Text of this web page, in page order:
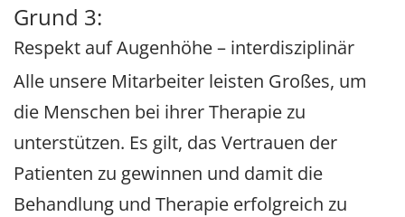
Grund 3:
Respekt auf Augenhöhe – interdisziplinär
Alle unsere Mitarbeiter leisten Großes, um
die Menschen bei ihrer Therapie zu
unterstützen. Es gilt, das Vertrauen der
Patienten zu gewinnen und damit die
Behandlung und Therapie erfolgreich zu